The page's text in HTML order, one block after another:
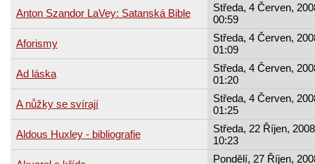
Anton Szandor LaVey: Satanská Bible
Středa, 4 Červen,
00:59
Aforismy
Středa, 4 Červen,
01:09
Ad láska
Středa, 4 Červen,
01:20
A nůžky se svírají
Středa, 4 Červen,
01:25
Aldous Huxley - bibliografie
Středa, 22 Říjen,
10:23
Pondělí, 27 Říjen,